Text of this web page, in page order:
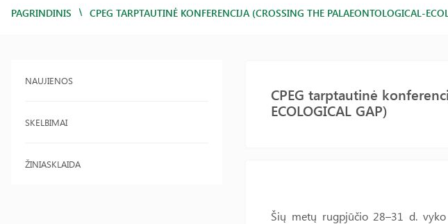
PAGRINDINIS / CPEG TARPTAUTINĖ KONFERENCIJA (CROSSING THE PALAEONTOLOGICAL-
NAUJIENOS
SKELBIMAI
ŽINIASKLAIDA
CPEG tarptautinė
ECOLOGICAL GAP)
Šių metų rugpjūčio 28–31 d. vyko